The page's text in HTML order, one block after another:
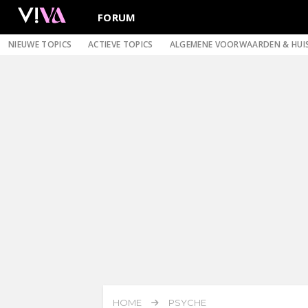
FORUM
NIEUWE TOPICS ACTIEVE TOPICS ALGEMENE VOORWAARDEN &
HOME PSYCHE